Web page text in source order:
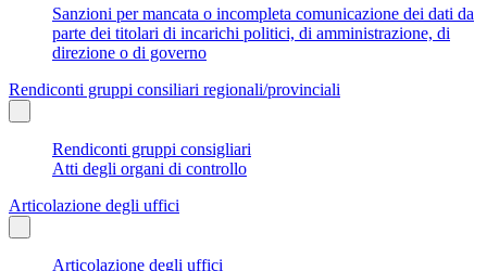
Sanzioni per mancata o incompleta comunicazione dei dati da
parte dei titolari di incarichi politici, di amministrazione, di
direzione o di governo
Rendiconti gruppi consiliari regionali/provinciali
Rendiconti gruppi consigliari
Atti degli organi di controllo
Articolazione degli uffici
Articolazione degli uffici